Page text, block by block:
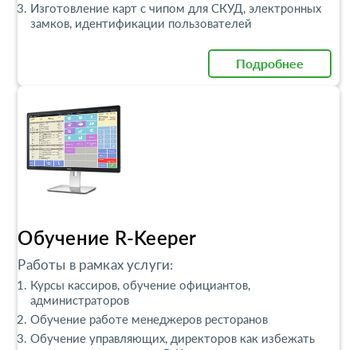
Изготовление карт с чипом для СКУД, электронных
замков, идентификации пользователей
Подробнее
Обучение R-Keeper
Работы в рамках услуги:
Курсы кассиров, обучение официантов,
администраторов
Обучение работе менеджеров ресторанов
Обучение управляющих, директоров как избежать